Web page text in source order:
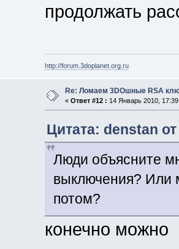
продолжать
http://forum.3doplanet.org.ru
Re: Ломаем 3DOшные RSA
« Ответ #12 : 14 Январь 2010,
Цитата: denstan
Люди объясните
выключения? Или
потом?
конечно можно